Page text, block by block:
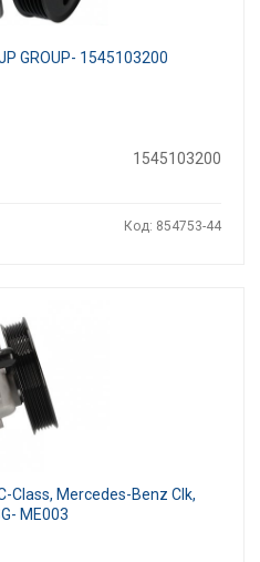
GROUP- 1545103200
1545103200
Код: 854753-44
Class, Mercedes-Benz Clk,
ME003